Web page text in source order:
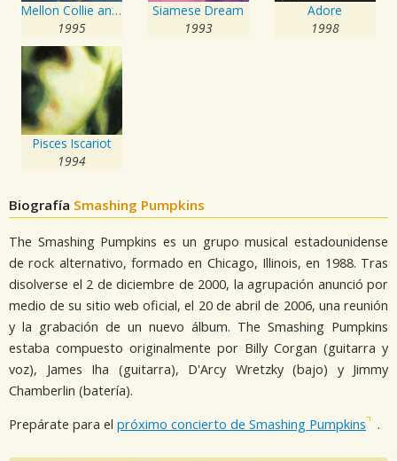
Mellon Collie and the Infinite Sadness
1995
Siamese Dream
1993
Adore
1998
Pisces Iscariot
1994
Biografía Smashing Pumpkins
The Smashing Pumpkins es un grupo musical estadounidense
de rock alternativo, formado en Chicago, Illinois, en 1988. Tras
disolverse el 2 de diciembre de 2000, la agrupación anunció por
medio de su sitio web oficial, el 20 de abril de 2006, una reunión
y la grabación de un nuevo álbum. The Smashing Pumpkins
estaba compuesto originalmente por Billy Corgan (guitarra y
voz), James Iha (guitarra), D'Arcy Wretzky (bajo) y Jimmy
Chamberlin (batería).
Prepárate para el próximo concierto de Smashing Pumpkins .